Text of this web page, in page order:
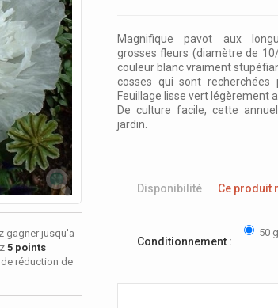
gagner jusqu'a
5 points
réduction de
Magnifique pavot aux
grosses fleurs (diamètre de
couleur blanc vraiment
cosses qui sont
Feuillage lisse vert légèrement
De culture facile, cette
jardin.
Disponibilité Ce produit
Conditionnement :
50